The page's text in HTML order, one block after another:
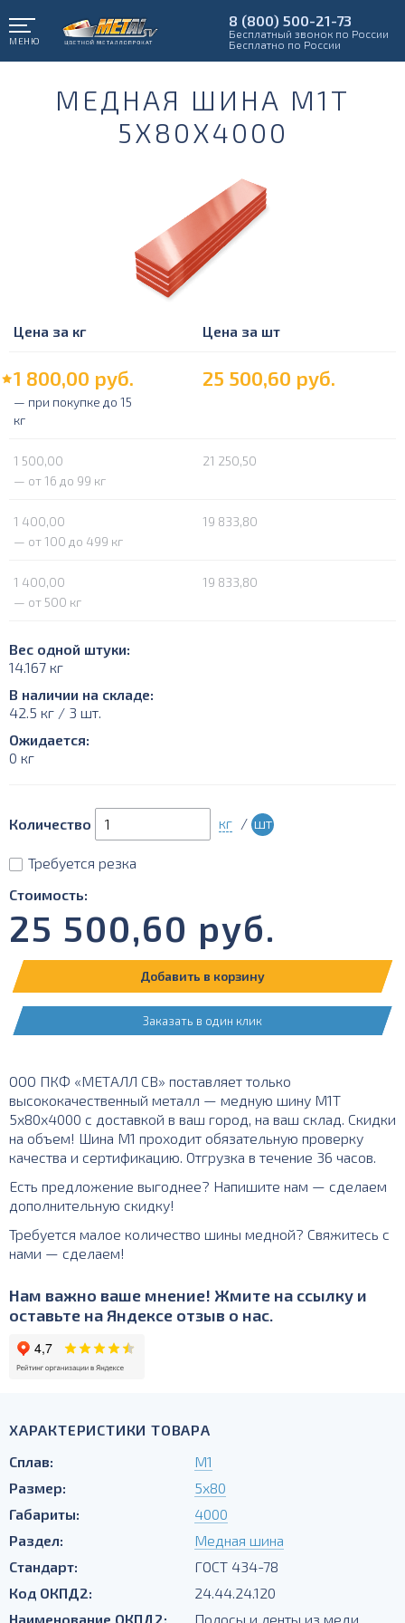
МЕНЮ
8 (800) 500-21-73
Бесплатный звонок по России
Бесплатно по России
МЕДНАЯ ШИНА М1Т
5Х80Х4000
Цена за кг Цена за шт
1 800,00 руб. 25 500,60 руб.
— при покупке до 15
кг
1 500,00
21 250,50
— от 16 до 99 кг
1 400,00
19 833,80
— от 100 до 499 кг
1 400,00
19 833,80
— от 500 кг
Вес одной штуки:
14.167 кг
В наличии на складе:
42.5 кг / 3 шт.
Ожидается:
0 кг
Количество кг / шт
Требуется резка
Стоимость:
25 500,60 руб.
Добавить в корзину
Заказать в один клик
ООО ПКФ «МЕТАЛЛ СВ» поставляет только
высококачественный металл — медную шину М1Т
5х80х4000 с доставкой в ваш город, на ваш склад. Скидки
на объем! Шина М1 проходит обязательную проверку
качества и сертификацию. Отгрузка в течение 36 часов.
Есть предложение выгоднее? Напишите нам — сделаем
дополнительную скидку!
Требуется малое количество шины медной? Свяжитесь с
нами — сделаем!
Нам важно ваше мнение! Жмите на ссылку и
оставьте на Яндексе отзыв о нас.
ХАРАКТЕРИСТИКИ ТОВАРА
Сплав:
М1
Размер:
5х80
Габариты:
4000
Раздел:
Медная шина
Стандарт:
ГОСТ 434-78
Код ОКПД2:
24.44.24.120
Наименование ОКПД2:
Полосы и ленты из меди